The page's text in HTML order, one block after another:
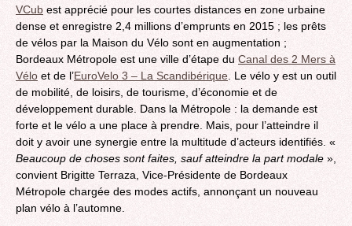
VCub est apprécié pour les courtes distances en zone urbaine
dense et enregistre 2,4 millions d’emprunts en 2015 ; les prêts
de vélos par la Maison du Vélo sont en augmentation ;
Bordeaux Métropole est une ville d’étape du Canal des 2 Mers à
Vélo et de l’EuroVelo 3 – La Scandibérique . Le vélo y est un outil
de mobilité, de loisirs, de tourisme, d’économie et de
développement durable. Dans la Métropole : la demande est
forte et le vélo a une place à prendre. Mais, pour l’atteindre il
doit y avoir une synergie entre la multitude d’acteurs identifiés. «
Beaucoup de choses sont faites, sauf atteindre la part modale »,
convient Brigitte Terraza, Vice-Présidente de Bordeaux
Métropole chargée des modes actifs, annonçant un nouveau
plan vélo à l’automne.